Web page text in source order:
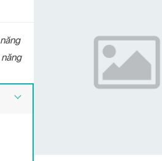
Điều hòa một
DHV12J Inverter
Máy lọc nước
868
Cây nước nóng
LD206NS
Bếp từ đơn
550
Quạt cây Livotec
năng